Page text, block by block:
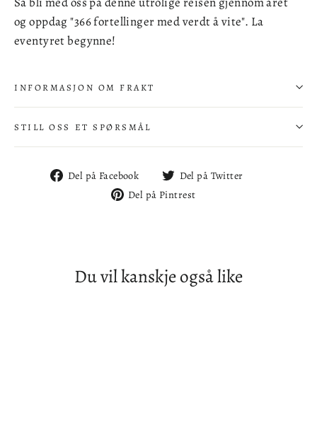
og oppdag "366 fortellinger med verdt å vite". La
eventyret begynne!
INFORMASJON OM FRAKT
STILL OSS ET SPØRSMÅL
Del på Facebook
Del
på
Del på Twitter
Del på Pintrest
Du vil kanskje også like